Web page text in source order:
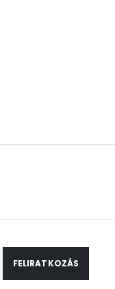
FELIRATKOZÁS